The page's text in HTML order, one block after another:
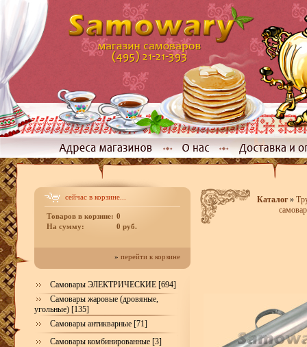
сейчас в корзине...
Товаров в корзине: 0
На сумму:
0 руб.
» перейти к корзине
Самовары ЭЛЕКТРИЧЕСКИЕ [694]
Самовары жаровые (дровяные,
угольные) [135]
Самовары антикварные [71]
Самовары комбинированные [3]
Каталог»